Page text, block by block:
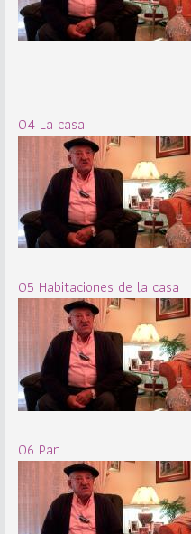
04 La casa
05 Habitaciones de la casa
06 Pan